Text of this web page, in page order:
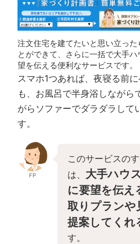
注文住宅を建てたいと思い立った
とができて、さらに一括で大手
望を伝える便利なサービスです。
スマホ1つあれば、夜寝る前
も、お風呂で半身浴しながら
がらソファーでダラダラして
す。
FP
このサービスの
は、 大手ハウ
に要望を伝え
取りプランや
提案してくれ
す。